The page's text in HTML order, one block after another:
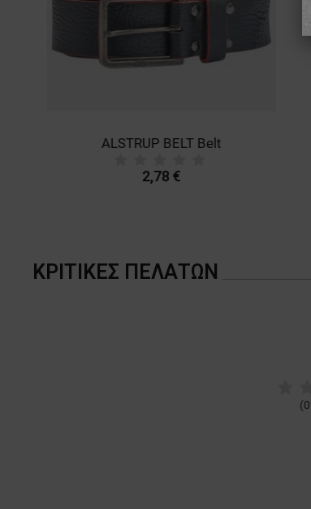
ALSTRUP BELT Belt
2,78 €
ΚΡΙΤΙΚΈΣ ΠΕΛΑΤΏΝ
(0